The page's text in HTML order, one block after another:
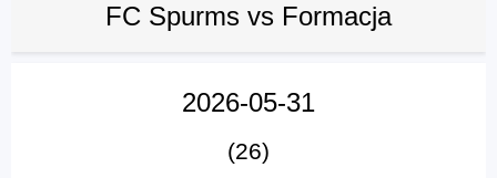
FC Spurms vs Formacja
2026-05-31
(26)